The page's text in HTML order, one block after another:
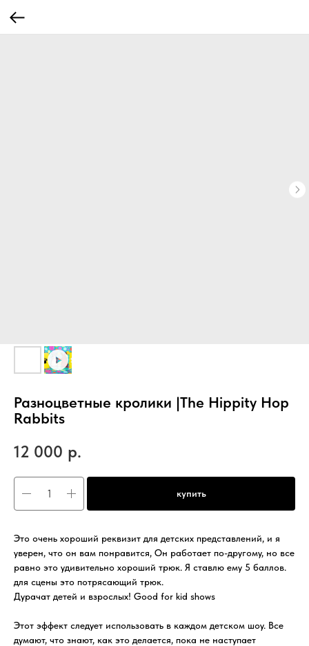
Разноцветные кролики |The Hippity Hop
Rabbits
12 000 р.
купить
Это очень хороший реквизит для детских представлений, и я
уверен, что он вам понравится, Он работает по-другому, но все
равно это удивительно хороший трюк. Я ставлю ему 5 баллов.
для сцены это потрясающий трюк.
Дурачат детей и взрослых! Good for kid shows
Этот эффект следует использовать в каждом детском шоу. Все
думают, что знают, как это делается, пока не наступает